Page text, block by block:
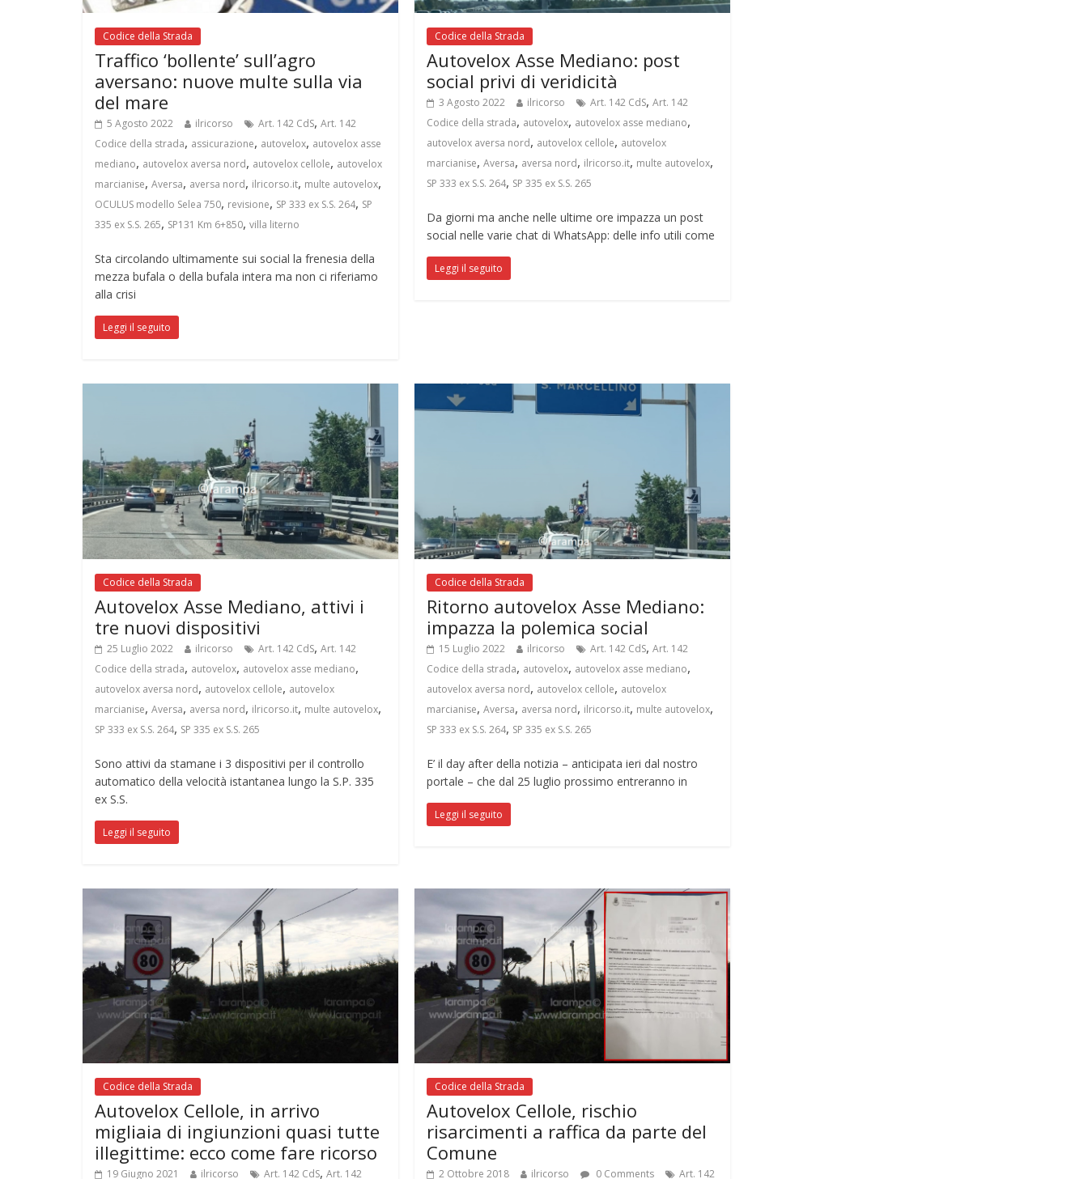
Codice della Strada
Traffico ‘bollente’ sull’agro
aversano: nuove multe sulla via
del mare
5 Agosto 2022 ilricorso Art. 142 CdS, Art. 142
Codice della strada, assicurazione, autovelox, autovelox asse
mediano, autovelox aversa nord, autovelox cellole, autovelox
marcianise, Aversa, aversa nord, ilricorso.it, multe autovelox,
OCULUS modello Selea 750, revisione, SP 333 ex S.S. 264, SP
335 ex S.S. 265, SP131 Km 6+850, villa literno
Sta circolando ultimamente sui social la frenesia della
mezza bufala o della bufala intera ma non ci riferiamo
alla crisi
Leggi il seguito
Codice della Strada
Autovelox Asse Mediano: post
social privi di veridicità
3 Agosto 2022 ilricorso Art. 142 CdS,Art. 142
Codice della strada, autovelox, autovelox asse mediano,
autovelox aversa nord, autovelox cellole, autovelox
marcianise,Aversa, aversa nord, ilricorso.it, multe autovelox,
SP 333 ex S.S. 264, SP 335 ex S.S. 265
Da giorni ma anche nelle ultime ore impazza un post
social nelle varie chat di WhatsApp: delle info utili come
Leggi il seguito
Codice della Strada
Autovelox Asse Mediano, attivi i
tre nuovi dispositivi
25 Luglio 2022 ilricorso Art. 142 CdS, Art. 142
Codice della strada, autovelox, autovelox asse mediano,
autovelox aversa nord, autovelox cellole, autovelox
marcianise, Aversa, aversa nord, ilricorso.it, multe autovelox,
SP 333 ex S.S. 264, SP 335 ex S.S. 265
Sono attivi da stamane i 3 dispositivi per il controllo
automatico della velocità istantanea lungo la S.P. 335
ex S.S.
Leggi il seguito
Codice della Strada
Ritorno autovelox Asse Mediano:
impazza la polemica social
15 Luglio 2022 ilricorso Art. 142 CdS,Art. 142
Codice della strada, autovelox, autovelox asse mediano,
autovelox aversa nord, autovelox cellole, autovelox
marcianise,Aversa, aversa nord, ilricorso.it, multe autovelox,
SP 333 ex S.S. 264, SP 335 ex S.S. 265
E’ il day after della notizia – anticipata ieri dal nostro
portale – che dal 25 luglio prossimo entreranno in
Leggi il seguito
Codice della Strada
Autovelox Cellole, in arrivo
migliaia di ingiunzioni quasi tutte
illegittime: ecco come fare ricorso
19 Giugno 2021 ilricorso Art. 142 CdS, Art. 142
Codice della Strada
Autovelox Cellole, rischio
risarcimenti a raffica da parte del
Comune
2 Ottobre 2018 ilricorso 0 Comments Art. 142